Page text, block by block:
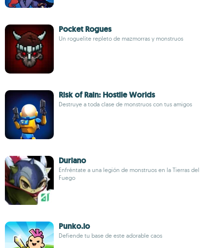
Pocket Rogues
Un roguelite repleto de mazmorras y monstruos
Risk of Rain: Hostile Worlds
Destruye a toda clase de monstruos con tus amigos
Duriano
Enfréntate a una legión de monstruos en la Tierras del
Fuego
Punko.io
Defiende tu base de este adorable caos